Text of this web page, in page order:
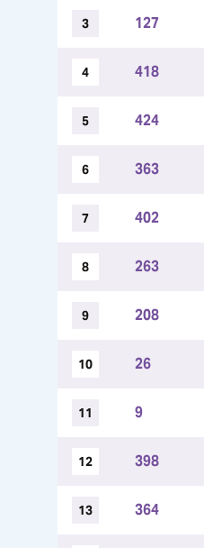
3 127
4 418
5 424
6 363
7 402
8 263
9 208
10 26
11 9
12 398
13 364